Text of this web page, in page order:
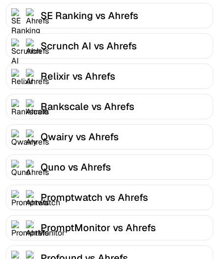
SE Ranking vs Ahrefs
Scrunch AI vs Ahrefs
Relixir vs Ahrefs
Rankscale vs Ahrefs
Qwairy vs Ahrefs
Quno vs Ahrefs
Promptwatch vs Ahrefs
PromptMonitor vs Ahrefs